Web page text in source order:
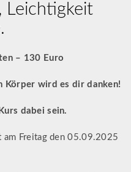
Leichtigkeit
– 130 Euro
Körper wird es dir danken!
dabei sein.
am Freitag den 05.09.2025